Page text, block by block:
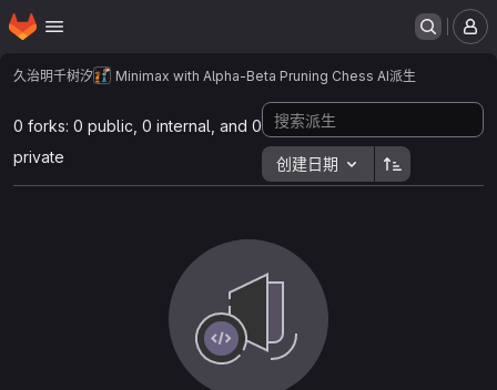
跳转到主要内容
主页
久治明千树汐 Minimax with Alpha-Beta Pruning Chess AI派生
0 forks: 0 public, 0 internal, and 0
private
创建日期